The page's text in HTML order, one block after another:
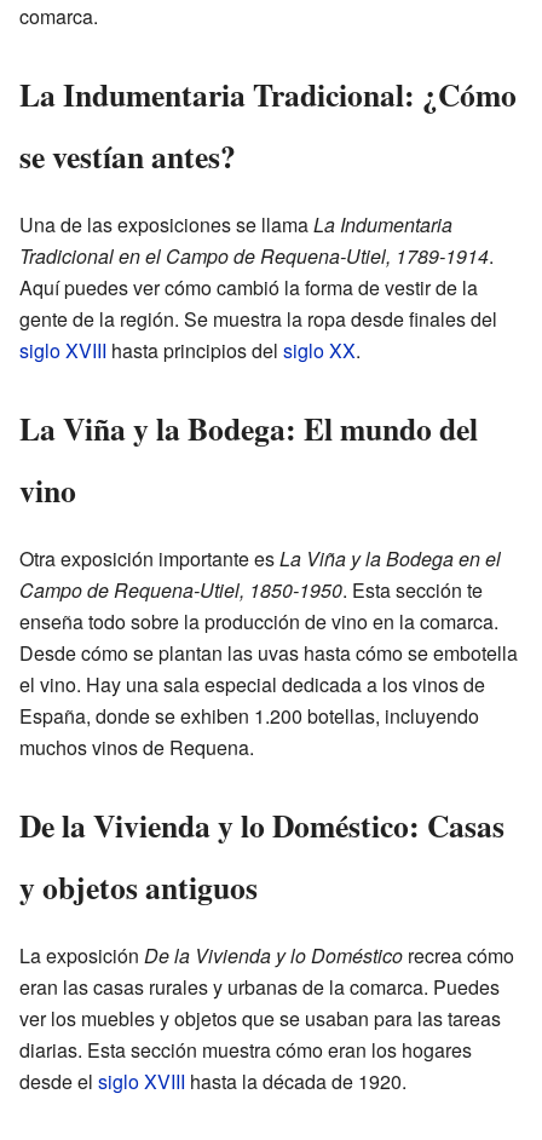
comarca.
La Indumentaria Tradicional: ¿Cómo
se vestían antes?
Una de las exposiciones se llamaLa Indumentaria
Tradicional en el Campo de Requena-Utiel, 1789-1914.
Aquí puedes ver cómo cambió la forma de vestir de la
gente de la región. Se muestra la ropa desde finales del
siglo XVIII hasta principios del siglo XX.
La Viña y la Bodega: El mundo del
vino
Otra exposición importante esLa Viña y la Bodega en el
Campo de Requena-Utiel, 1850-1950. Esta sección te
enseña todo sobre la producción de vino en la comarca.
Desde cómo se plantan las uvas hasta cómo se embotella
el vino. Hay una sala especial dedicada a los vinos de
España, donde se exhiben 1.200 botellas, incluyendo
muchos vinos de Requena.
De la Vivienda y lo Doméstico: Casas
y objetos antiguos
La exposición De la Vivienda y lo Doméstico recrea cómo
eran las casas rurales y urbanas de la comarca. Puedes
ver los muebles y objetos que se usaban para las tareas
diarias. Esta sección muestra cómo eran los hogares
desde el siglo XVIII hasta la década de 1920.